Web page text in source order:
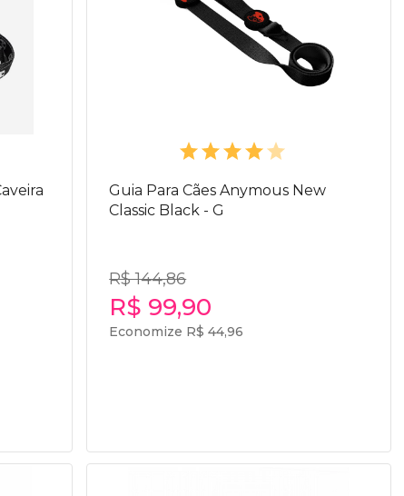
Guia Para Cães Anymous New
Classic Black - G
R$ 144,86
R$ 99,90
Economize R$ 44,96